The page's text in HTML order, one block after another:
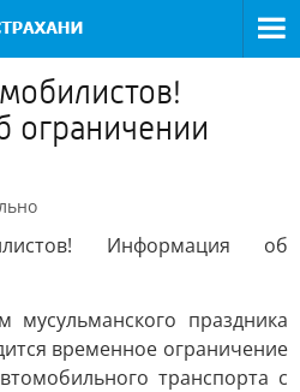
Информация об
мусульманского праздника
временное ограничение
транспорта с